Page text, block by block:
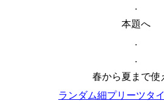
.
本題へ
.
.
春から夏まで使
ランダム細プリーツタ